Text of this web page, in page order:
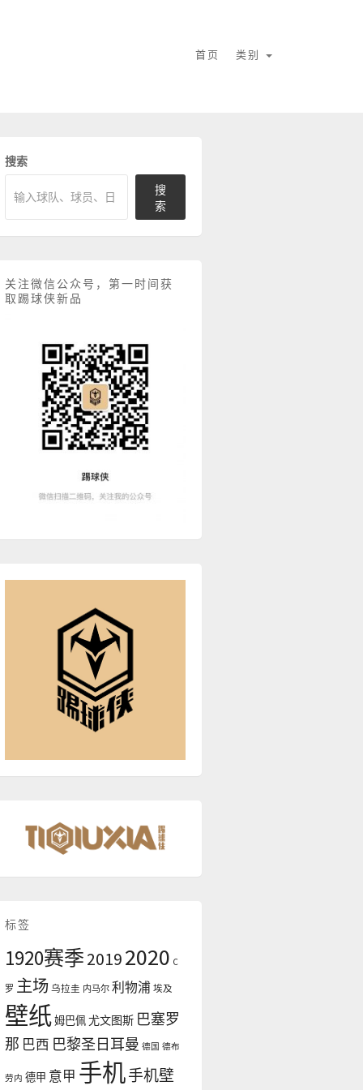
首页 类别
搜索
搜
索
关注微信公众号，第一时间获
取踢球侠新品
标签
1920赛季20192020 C
罗 主场 乌拉圭 内马尔 利物浦 埃及
壁纸姆巴佩尤文图斯 巴塞罗
那 巴西 巴黎圣日耳曼 德国 德布
劳内 德甲 意甲 手机手机壁